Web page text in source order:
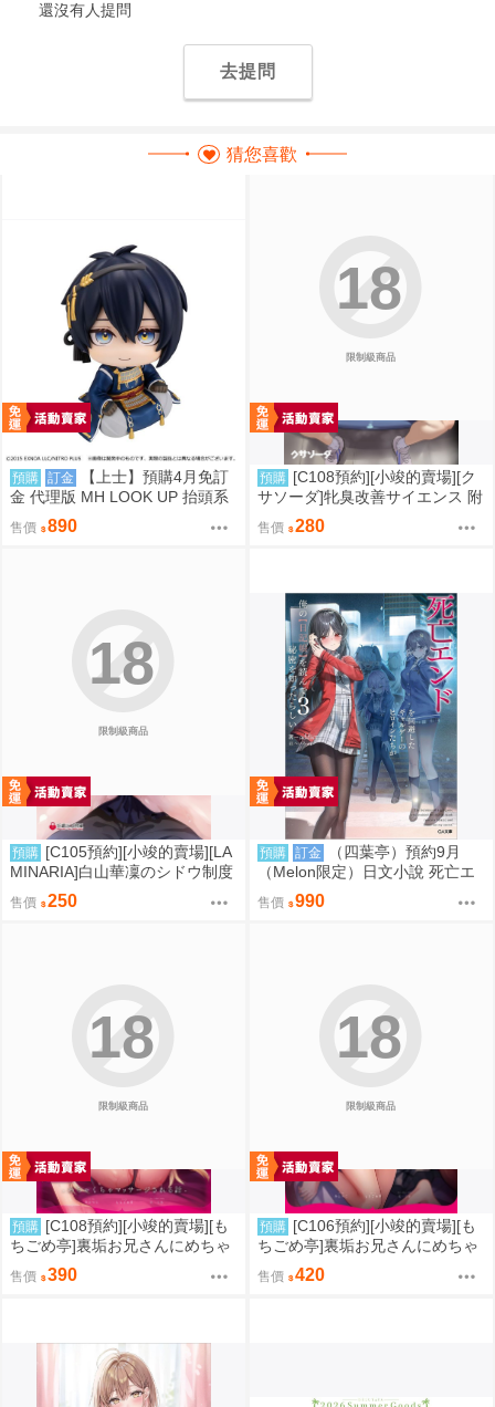
還沒有人提問
去提問
猜您喜歡
預購 訂金
【上士】預購4月免訂
金 代理版 MH LOOK UP 抬頭系
列 刀劍亂舞 三日月宗近 0814
售價 890
限制級商品
18
預購 [C108預約][小竣的賣場][ク
サソーダ]牝臭改善サイエンス 附
蜜瓜特典小卡 同人誌id=3727249
售價 280
限制級商品
18
預購 [C105預約][小竣的賣場][LA
MINARIA]白山華凜のシドウ制度
同人誌id=2694268
售價 250
預購 訂金
（四葉亭）預約9月
（Melon限定）日文小說 死亡エ
ンドを回避したギャルゲーのヒ
ロインたちが (3) へいろー
售價 990
限制級商品
18
預購 [C108預約][小竣的賣場][も
ちごめ亭]裏垢お兄さんにめちゃ
くちゃされる話2 同人誌id=3790
361
售價 390
限制級商品
18
預購 [C106預約][小竣的賣場][も
ちごめ亭]裏垢お兄さんにめちゃ
くちゃされる話【完全版】 同人
誌id=3172061
售價 420